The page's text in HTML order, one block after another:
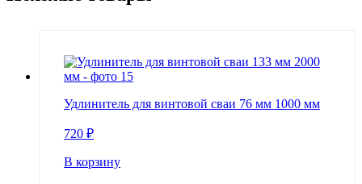
Удлинитель для винтовой сваи 76 мм 1000 мм
720 ₽
В корзину